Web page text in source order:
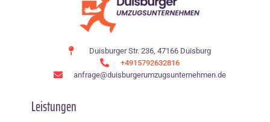
Duisburger Str. 236, 47166 Duisburg
+4915792632816
anfrage@duisburgerumzugsunternehmen.de
Leistungen